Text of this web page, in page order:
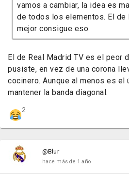
vamos a cambiar, la idea es
de todos los elementos. El de
mejor consigue eso.
El de Real Madrid TV es el peor
pusiste, en vez de una corona
cocinero. Aunque al menos es el
mantener la banda diagonal.
2
@Blur
hace más de 1 año